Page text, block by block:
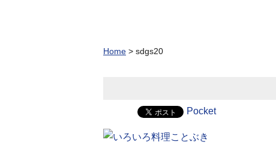
Home > sdgs20
Pocket